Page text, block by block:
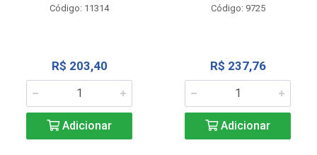
Código: 11314
R$ 203,40
Adicionar
Código: 9725
R$ 237,76
Adicionar